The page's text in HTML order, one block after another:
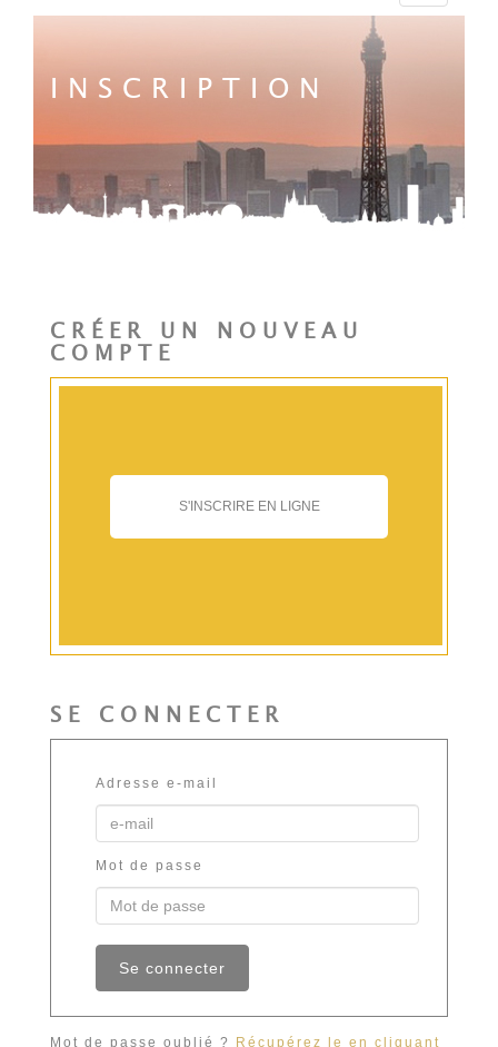
INSCRIPTION
CRÉER UN NOUVEAU
COMPTE
S'INSCRIRE EN LIGNE
SE CONNECTER
Adresse e-mail
Mot de passe
Mot de passe oublié ? Récupérez le en cliquant